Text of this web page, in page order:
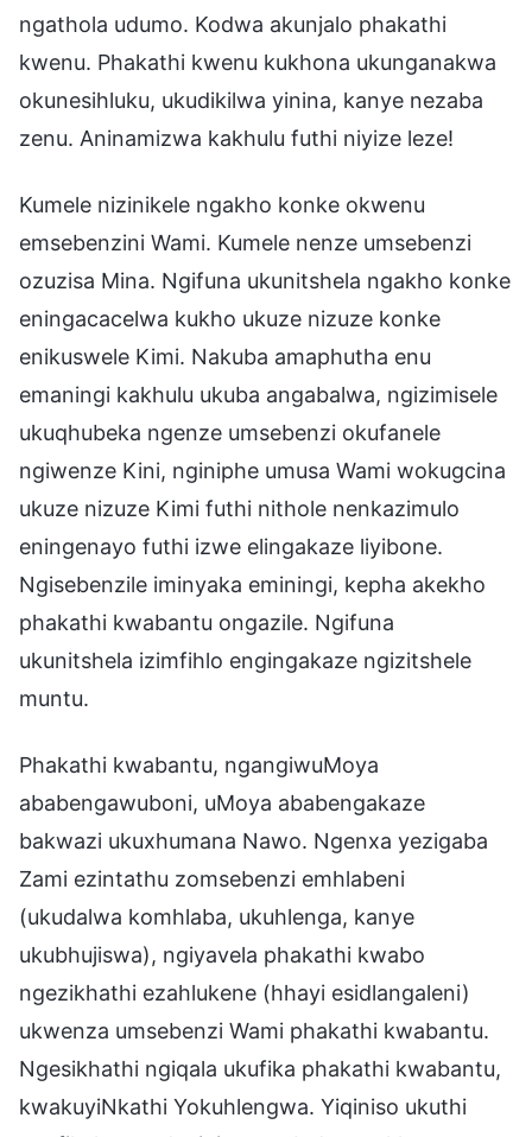
ngathola udumo. Kodwa akunjalo phakathi
kwenu. Phakathi kwenu kukhona ukunganakwa
okunesihluku, ukudikilwa yinina, kanye nezaba
zenu. Aninamizwa kakhulu futhi niyize leze!
Kumele nizinikele ngakho konke okwenu
emsebenzini Wami. Kumele nenze umsebenzi
ozuzisa Mina. Ngifuna ukunitshela ngakho konke
eningacacelwa kukho ukuze nizuze konke
enikuswele Kimi. Nakuba amaphutha enu
emaningi kakhulu ukuba angabalwa, ngizimisele
ukuqhubeka ngenze umsebenzi okufanele
ngiwenze Kini, nginiphe umusa Wami wokugcina
ukuze nizuze Kimi futhi nithole nenkazimulo
eningenayo futhi izwe elingakaze liyibone.
Ngisebenzile iminyaka eminingi, kepha akekho
phakathi kwabantu ongazile. Ngifuna
ukunitshela izimfihlo engingakaze ngizitshele
muntu.
Phakathi kwabantu, ngangiwuMoya
ababengawuboni, uMoya ababengakaze
bakwazi ukuxhumana Nawo. Ngenxa yezigaba
Zami ezintathu zomsebenzi emhlabeni
(ukudalwa komhlaba, ukuhlenga, kanye
ukubhujiswa), ngiyavela phakathi kwabo
ngezikhathi ezahlukene (hhayi esidlangaleni)
ukwenza umsebenzi Wami phakathi kwabantu.
Ngesikhathi ngiqala ukufika phakathi kwabantu,
kwakuyiNkathi Yokuhlengwa. Yiqiniso ukuthi